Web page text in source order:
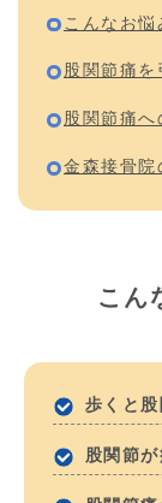
こんなお悩
股関節痛を
股関節痛へ
金森接骨院
こん
歩くと
股関節